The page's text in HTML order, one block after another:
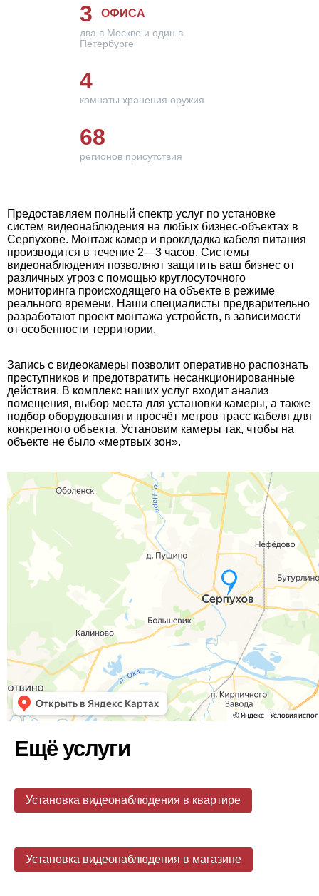
3 ОФИСА
два в Москве и один в
Петербурге
4
комнаты хранения оружия
68
регионов присутствия
Предоставляем полный спектр услуг по установке
систем видеонаблюдения на любых бизнес-объектах в
Серпухове. Монтаж камер и проклдадка кабеля питания
производится в течение 2—3 часов. Системы
видеонаблюдения позволяют защитить ваш бизнес от
различных угроз с помощью круглосуточного
мониторинга происходящего на объекте в режиме
реального времени. Наши специалисты предварительно
разработают проект монтажа устройств, в зависимости
от особенности территории.
Запись с видеокамеры позволит оперативно распознать
преступников и предотвратить несанкционированные
действия. В комплекс наших услуг входит анализ
помещения, выбор места для установки камеры, а также
подбор оборудования и просчёт метров трасс кабеля для
конкретного объекта. Установим камеры так, чтобы на
объекте не было «мертвых зон».
Ещё услуги
Установка видеонаблюдения в квартире
Установка видеонаблюдения в магазине